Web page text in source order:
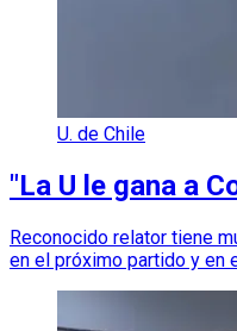
U. de Chile
"La U le gana a
Reconocido relator tiene
en el próximo partido y en